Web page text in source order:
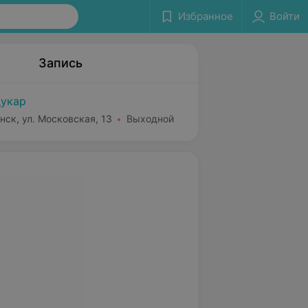
Избранное Войти
Запись
ул. Московская, 13 Выходной